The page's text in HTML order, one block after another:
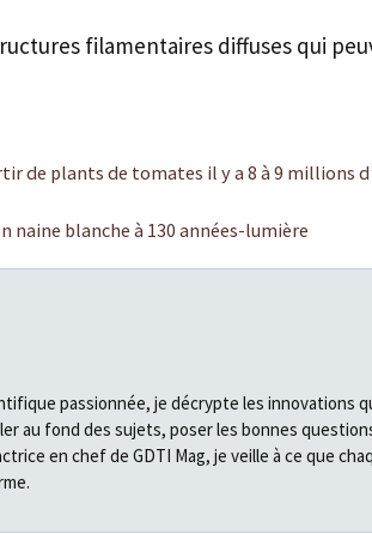
filamentaires diffuses qui
de plants de tomates il y a 8 à 9 millions
naine blanche à 130 années-lumière
passionnée, je décrypte les innovations
au fond des sujets, poser les bonnes
en chef de GDTI Mag, je veille à ce que